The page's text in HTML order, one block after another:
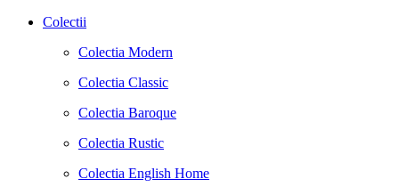
Colectii
Colectia Modern
Colectia Classic
Colectia Baroque
Colectia Rustic
Colectia English Home